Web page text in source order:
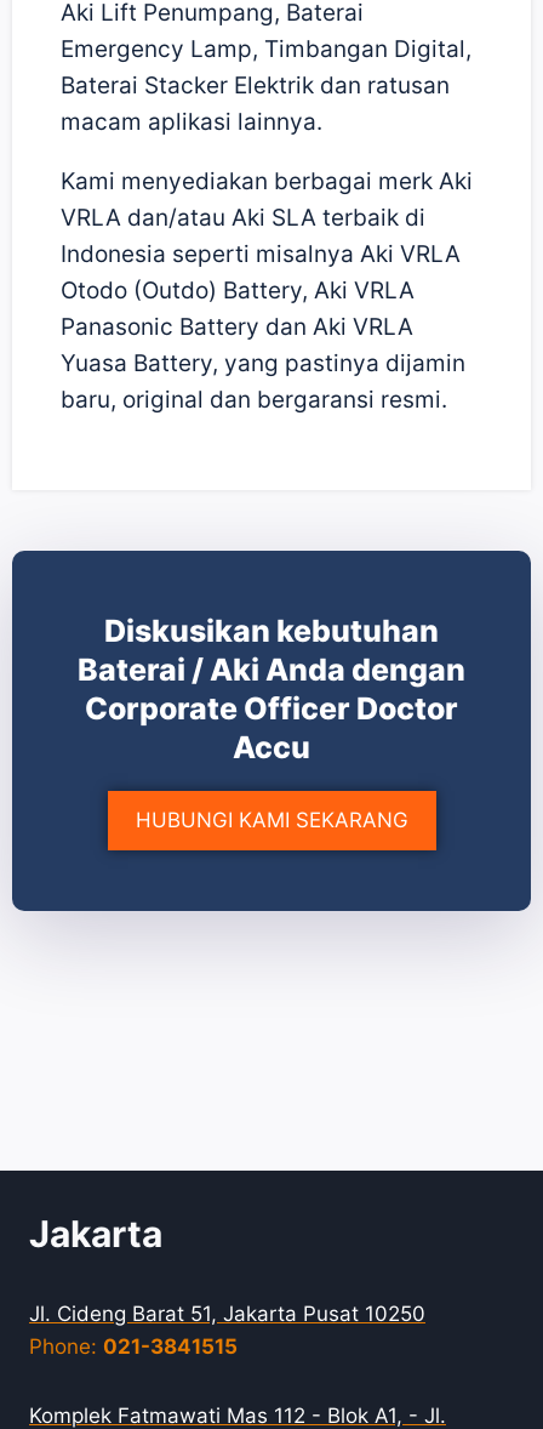
Aki Lift Penumpang, Baterai
Emergency Lamp, Timbangan Digital,
Baterai Stacker Elektrik dan ratusan
macam aplikasi lainnya.
Kami menyediakan berbagai merk Aki
VRLA dan/atau Aki SLA terbaik di
Indonesia seperti misalnya Aki VRLA
Otodo (Outdo) Battery, Aki VRLA
Panasonic Battery dan Aki VRLA
Yuasa Battery, yang pastinya dijamin
baru, original dan bergaransi resmi.
Diskusikan kebutuhan
Baterai / Aki Anda dengan
Corporate Officer Doctor
Accu
HUBUNGI KAMI SEKARANG
Jakarta
Jl. Cideng Barat 51, Jakarta Pusat 10250
Phone: 021-3841515
Komplek Fatmawati Mas 112 - Blok A1, - Jl.